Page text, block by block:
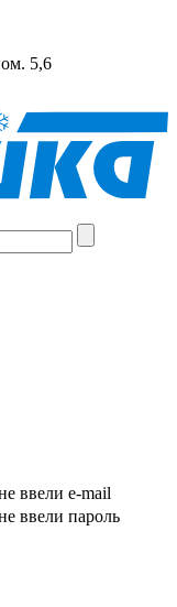
5,6
ввели e-mail
ввели пароль